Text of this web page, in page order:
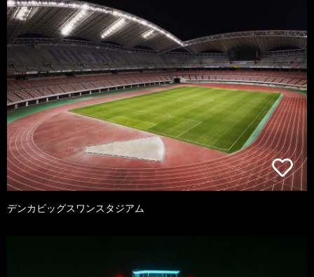
デンカビッグスワンスタジアム